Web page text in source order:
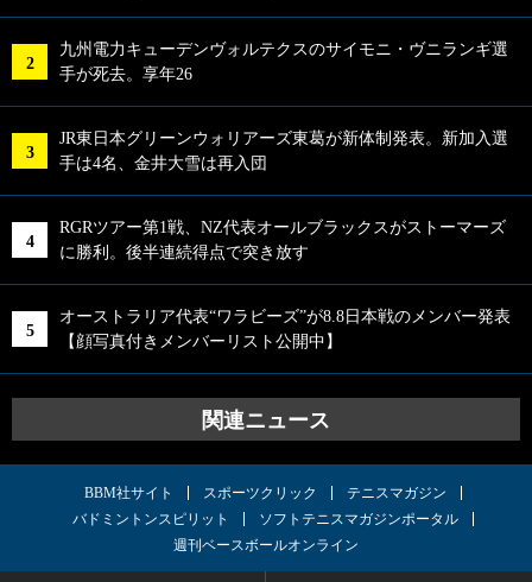
九州電力キューデンヴォルテクスのサイモニ・ヴニランギ選
手が死去。享年26
JR東日本グリーンウォリアーズ東葛が新体制発表。新加入選
手は4名、金井大雪は再入団
RGRツアー第1戦、NZ代表オールブラックスがストーマーズ
に勝利。後半連続得点で突き放す
オーストラリア代表“ワラビーズ”が8.8日本戦のメンバー発表
【顔写真付きメンバーリスト公開中】
関連ニュース
BBM社サイト スポーツクリック
テニスマガジン
バドミントンスピリット
ソフトテニスマガジンポータル
週刊ベースボールオンライン